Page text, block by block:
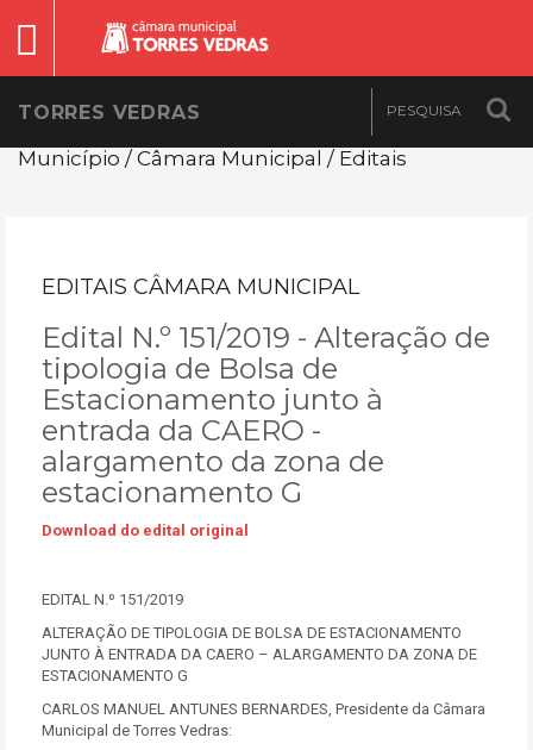
TORRES VEDRAS
Município / Câmara Municipal / Editais
EDITAIS CÂMARA MUNICIPAL
Edital N.º 151/2019 - Alteração de
tipologia de Bolsa de
Estacionamento junto à
entrada da CAERO -
alargamento da zona de
estacionamento G
Download do edital original
EDITAL N.º 151/2019
ALTERAÇÃO DE TIPOLOGIA DE BOLSA DE ESTACIONAMENTO
JUNTO À ENTRADA DA CAERO – ALARGAMENTO DA ZONA DE
ESTACIONAMENTO G
CARLOS MANUEL ANTUNES BERNARDES, Presidente da Câmara
Municipal de Torres Vedras: